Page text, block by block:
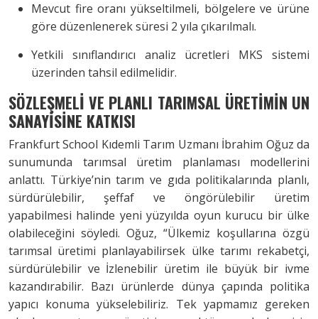
Mevcut fire oranı yükseltilmeli, bölgelere ve ürüne
göre düzenlenerek süresi 2 yıla çıkarılmalı.
Yetkili sınıflandırıcı analiz ücretleri MKS sistemi
üzerinden tahsil edilmelidir.
SÖZLEŞMELİ VE PLANLI TARIMSAL ÜRETİMİN UN
SANAYİSİNE KATKISI
Frankfurt School Kıdemli Tarım Uzmanı İbrahim Oğuz da
sunumunda tarımsal üretim planlaması modellerini
anlattı. Türkiye’nin tarım ve gıda politikalarında planlı,
sürdürülebilir, şeffaf ve öngörülebilir üretim
yapabilmesi halinde yeni yüzyılda oyun kurucu bir ülke
olabileceğini söyledi. Oğuz, “Ülkemiz koşullarına özgü
tarımsal üretimi planlayabilirsek ülke tarımı rekabetçi,
sürdürülebilir ve İzlenebilir üretim ile büyük bir ivme
kazandırabilir. Bazı ürünlerde dünya çapında politika
yapıcı konuma yükselebiliriz. Tek yapmamız gereken